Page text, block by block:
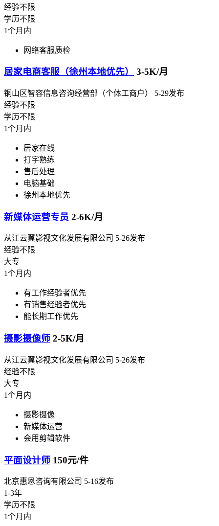
经验不限
学历不限
1个月内
网络客服质检
居家电商客服（徐州本地优先） 3-5K/月
铜山区智容信息咨询经营部（个体工商户）
5-29发布
经验不限
学历不限
1个月内
居家在线
打字熟练
售后处理
电脑基础
徐州本地优先
新媒体运营专员 2-6K/月
从江云翼影视文化发展有限公司 5-26发布
经验不限
大专
1个月内
有工作经验者优先
有销售经验者优先
能长期工作优先
摄影摄像师 2-5K/月
从江云翼影视文化发展有限公司 5-26发布
经验不限
大专
1个月内
摄影摄像
新媒体运营
会用剪辑软件
平面设计师 150元/件
北京惠恩咨询有限公司 5-16发布
1-3年
学历不限
1个月内